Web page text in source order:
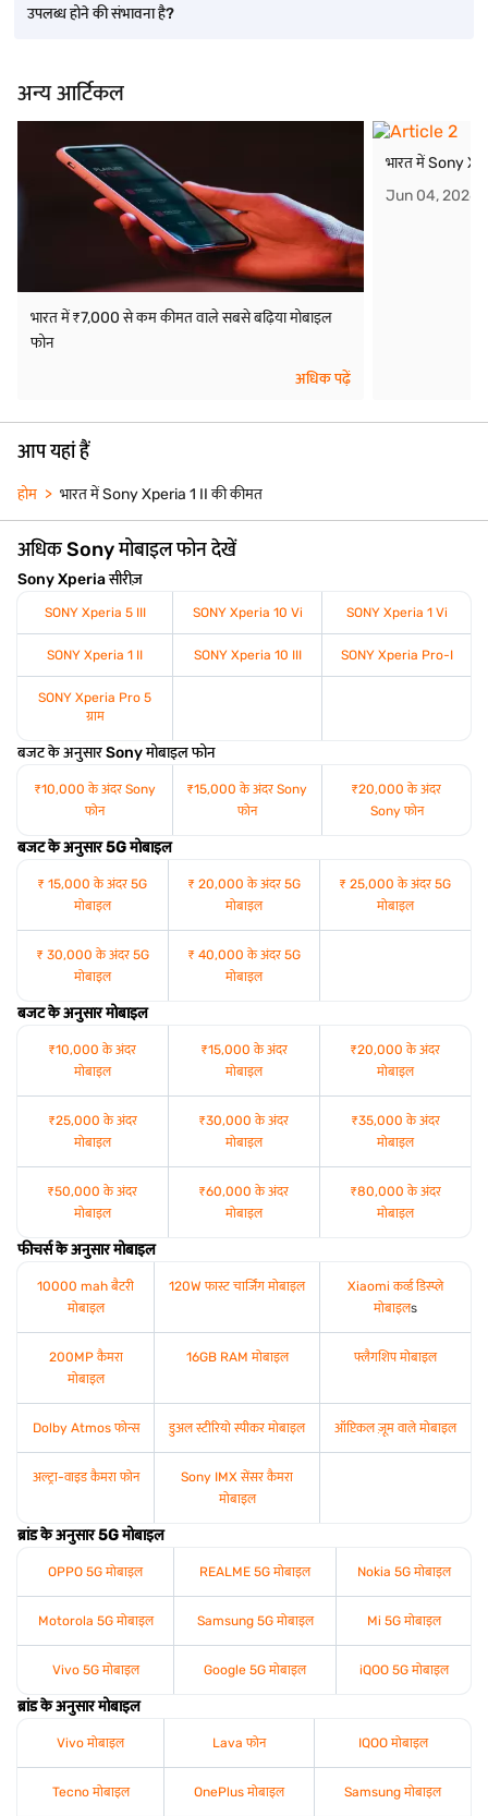
उपलब्ध होने की संभावना है?
अन्य आर्टिकल
भारत में ₹7,000 से कम कीमत वाले सबसे बढ़िया मोबाइल
फोन
अधिक पढ़ें
भारत में Sony
Jun 04, 2026
आप यहां हैं
होम भारत में Sony Xperia 1 II की कीमत
अधिक Sony मोबाइल फोन देखें
Sony Xperia सीरीज़
SONY Xperia 5 III SONY Xperia 10 Vi SONY Xperia 1 Vi
SONY Xperia 1 II SONY Xperia 10 III SONY Xperia Pro-I
SONY Xperia Pro 5
ग्राम
बजट के अनुसार Sony मोबाइल फोन
₹10,000 के अंदर Sony
फोन
₹15,000 के अंदर Sony
फोन
₹20,000 के अंदर
Sony फोन
बजट के अनुसार 5G मोबाइल
₹ 15,000 के अंदर 5G
मोबाइल
₹ 20,000 के अंदर 5G
मोबाइल
₹ 25,000 के अंदर 5G
मोबाइल
₹ 30,000 के अंदर 5G
मोबाइल
₹ 40,000 के अंदर 5G
मोबाइल
बजट के अनुसार मोबाइल
₹10,000 के अंदर
मोबाइल
₹15,000 के अंदर
मोबाइल
₹20,000 के अंदर
मोबाइल
₹25,000 के अंदर
मोबाइल
₹30,000 के अंदर
मोबाइल
₹35,000 के अंदर
मोबाइल
₹50,000 के अंदर
मोबाइल
₹60,000 के अंदर
मोबाइल
₹80,000 के अंदर
मोबाइल
फीचर्स के अनुसार मोबाइल
10000 mah बैटरी
मोबाइल
120W फास्ट चार्जिंग मोबाइल
Xiaomi कर्व्ड डिस्प्ले
मोबाइलs
200MP कैमरा
मोबाइल
16GB RAM मोबाइल फ्लैगशिप मोबाइल
Dolby Atmos फोन्स डुअल स्टीरियो स्पीकर मोबाइल ऑप्टिकल ज़ूम वाले मोबाइल
अल्ट्रा-वाइड कैमरा फोन
Sony IMX सेंसर कैमरा
मोबाइल
ब्रांड के अनुसार 5G मोबाइल
OPPO 5G मोबाइल REALME 5G मोबाइल Nokia 5G मोबाइल
Motorola 5G मोबाइल Samsung 5G मोबाइल Mi 5G मोबाइल
Vivo 5G मोबाइल Google 5G मोबाइल iQOO 5G मोबाइल
ब्रांड के अनुसार मोबाइल
Vivo मोबाइल Lava फोन IQOO मोबाइल
Tecno मोबाइल OnePlus मोबाइल Samsung मोबाइल